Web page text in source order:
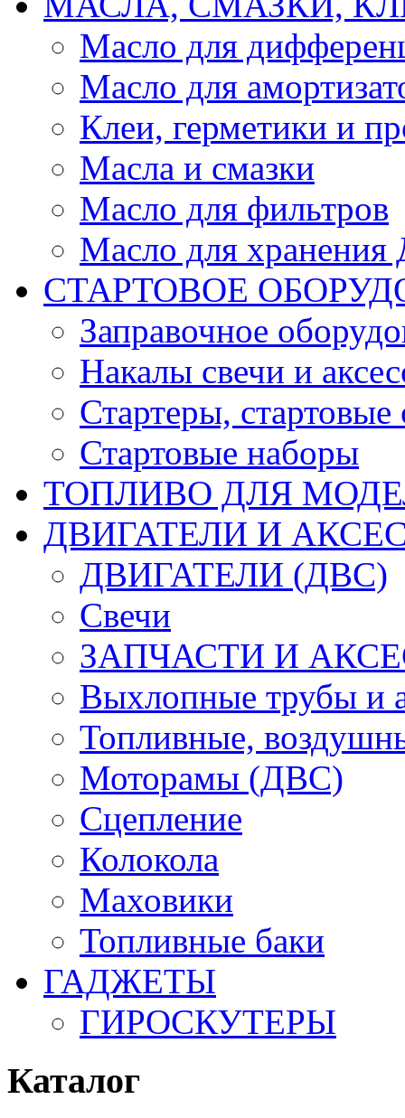
Масло для
Масло для
Клеи, герметики и
Масла и смазки
Масло для фильтров
Масло для
СТАРТОВОЕ
Заправочное
Накалы свечи и
Стартеры, стартовые
Стартовые наборы
ТОПЛИВО ДЛЯ
ДВИГАТЕЛИ И
ДВИГАТЕЛИ (ДВС)
Свечи
ЗАПЧАСТИ И
Выхлопные трубы и
Топливные,
Моторамы (ДВС)
Сцепление
Колокола
Маховики
Топливные баки
ГАДЖЕТЫ
ГИРОСКУТЕРЫ
Каталог